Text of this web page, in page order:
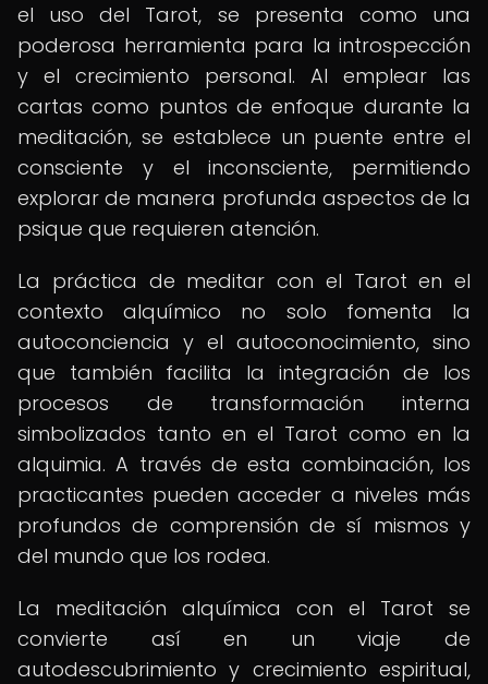
el uso del Tarot, se presenta como una
poderosa herramienta para la introspección
y el crecimiento personal. Al emplear las
cartas como puntos de enfoque durante la
meditación, se establece un puente entre el
consciente y el inconsciente, permitiendo
explorar de manera profunda aspectos de la
psique que requieren atención.
La práctica de meditar con el Tarot en el
contexto alquímico no solo fomenta la
autoconciencia y el autoconocimiento, sino
que también facilita la integración de los
procesos de transformación interna
simbolizados tanto en el Tarot como en la
alquimia. A través de esta combinación, los
practicantes pueden acceder a niveles más
profundos de comprensión de sí mismos y
del mundo que los rodea.
La meditación alquímica con el Tarot se
convierte así en un viaje de
autodescubrimiento y crecimiento espiritual,